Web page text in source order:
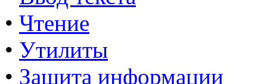
• Чтение
• Утилиты
• Защита информации